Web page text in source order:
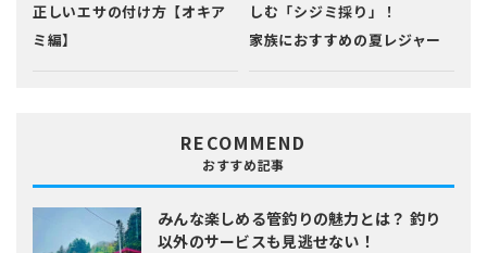
正しいエサの付け方【オキア
ミ編】
しむ「シジミ採り」！
家族におすすめの夏レジャー
RECOMMEND
おすすめ記事
みんな楽しめる管釣りの魅力とは？ 釣り
以外のサービスも見逃せない！